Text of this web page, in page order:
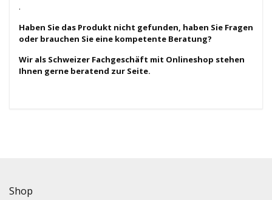
.
Haben Sie das Produkt nicht gefunden, haben Sie Fragen
oder brauchen Sie eine kompetente Beratung?
Wir als Schweizer Fachgeschäft mit Onlineshop stehen
Ihnen gerne beratend zur Seite.
Shop